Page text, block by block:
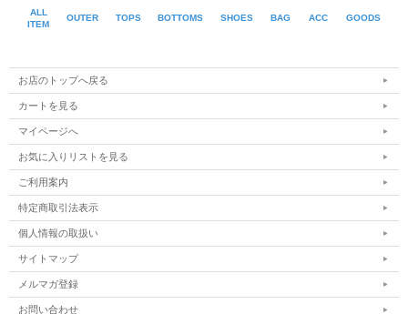
ALL
ITEM
OUTER TOPS BOTTOMS SHOES BAG ACC GOODS
お店のトップへ戻る
カートを見る
マイページへ
お気に入りリストを見る
ご利用案内
特定商取引法表示
個人情報の取扱い
サイトマップ
メルマガ登録
お問い合わせ